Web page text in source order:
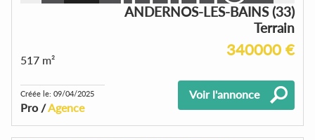
ANDERNOS-LES-BAINS (33)
Terrain
340000 €
517 m²
Créée le: 09/04/2025
Pro /Agence
Voir l'annonce